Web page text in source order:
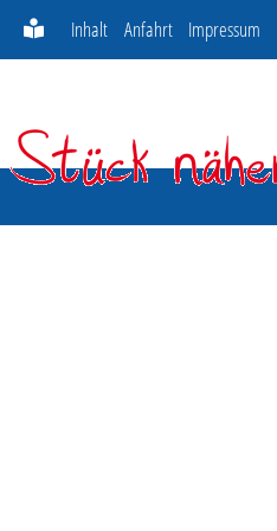
Inhalt Anfahrt Impressum